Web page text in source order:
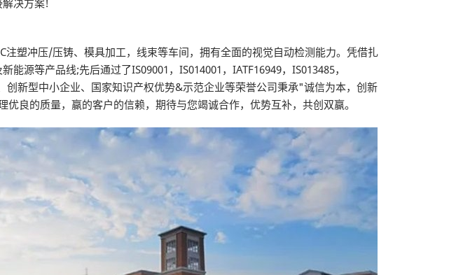
塑冲压/压铸、模具加工，线束等车间，拥有全面的视觉自动检测能力。凭借扎
源等产品线;先后通过了IS09001，IS014001，IATF16949，IS013485，
新型中小企业、国家知识产权优势&示范企业等荣誉公司秉承"诚信为本，创新
良的质量，赢的客户的信赖，期待与您竭诚合作，优势互补，共创双赢。